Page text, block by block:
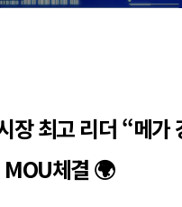
최고 리더 “메
MOU체결 🌍